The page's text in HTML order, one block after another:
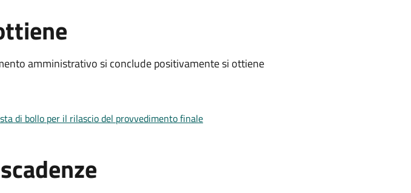
amministrativo si conclude positivamente si ottiene
di bollo per il rilascio del provvedimento finale